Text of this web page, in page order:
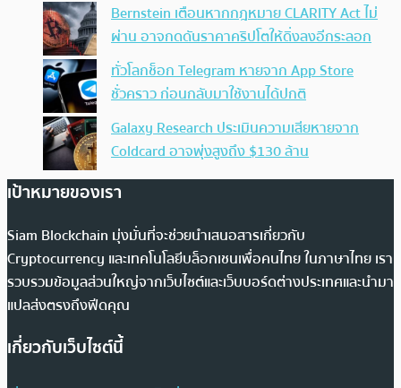
Bernstein เตือนหากกฎหมาย CLARITY Act ไม่
ผ่าน อาจกดดันราคาคริปโตให้ดิ่งลงอีกระลอก
ทั่วโลกช็อก Telegram หายจาก App Store
ชั่วคราว ก่อนกลับมาใช้งานได้ปกติ
Galaxy Research ประเมินความเสียหายจาก
Coldcard อาจพุ่งสูงถึง $130 ล้าน
เป้าหมายของเรา
Siam Blockchain มุ่งมั่นที่จะช่วยนำเสนอสารเกี่ยวกับ
Cryptocurrency และเทคโนโลยีบล็อกเชนเพื่อคนไทย ในภาษาไทย เรา
รวบรวมข้อมูลส่วนใหญ่จากเว็บไซต์และเว็บบอร์ดต่างประเทศและนำมา
แปลส่งตรงถึงฟีดคุณ
เกี่ยวกับเว็บไซต์นี้